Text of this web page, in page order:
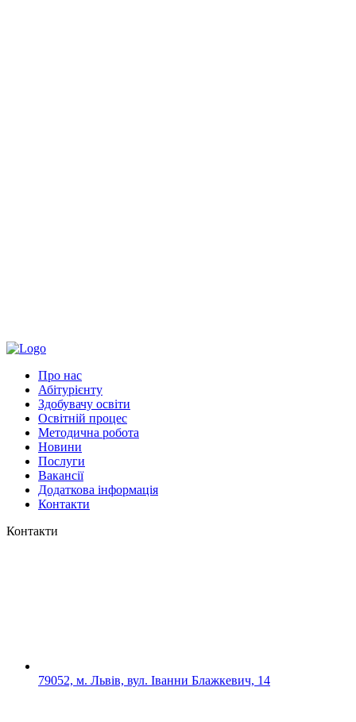
Про нас
Абітурієнту
Здобувачу освіти
Освітній процес
Методична робота
Новини
Послуги
Вакансії
Додаткова інформація
Контакти
Контакти
79052, м. Львів, вул. Іванни Блажкевич, 14